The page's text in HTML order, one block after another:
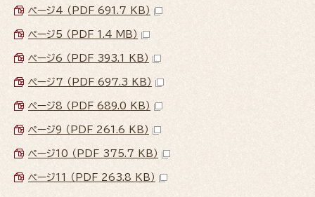
ページ4 （PDF 691.7 KB）
ページ5 （PDF 1.4 MB）
ページ6 （PDF 393.1 KB）
ページ7 （PDF 697.3 KB）
ページ8 （PDF 689.0 KB）
ページ9 （PDF 261.6 KB）
ページ10 （PDF 375.7 KB）
ページ11 （PDF 263.8 KB）